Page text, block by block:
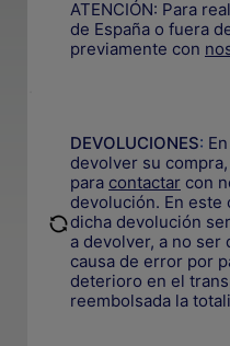
ATENCIÓN: Para
de España o fuera
previamente con
DEVOLUCIONES:
devolver su
para contactar con
devolución. En este
dicha devolución
a devolver, a no ser
causa de error por
deterioro en el
reembolsada la